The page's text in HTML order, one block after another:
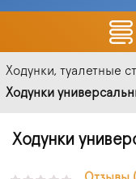
Ходунки, туалетные
Ходунки
Ходунки